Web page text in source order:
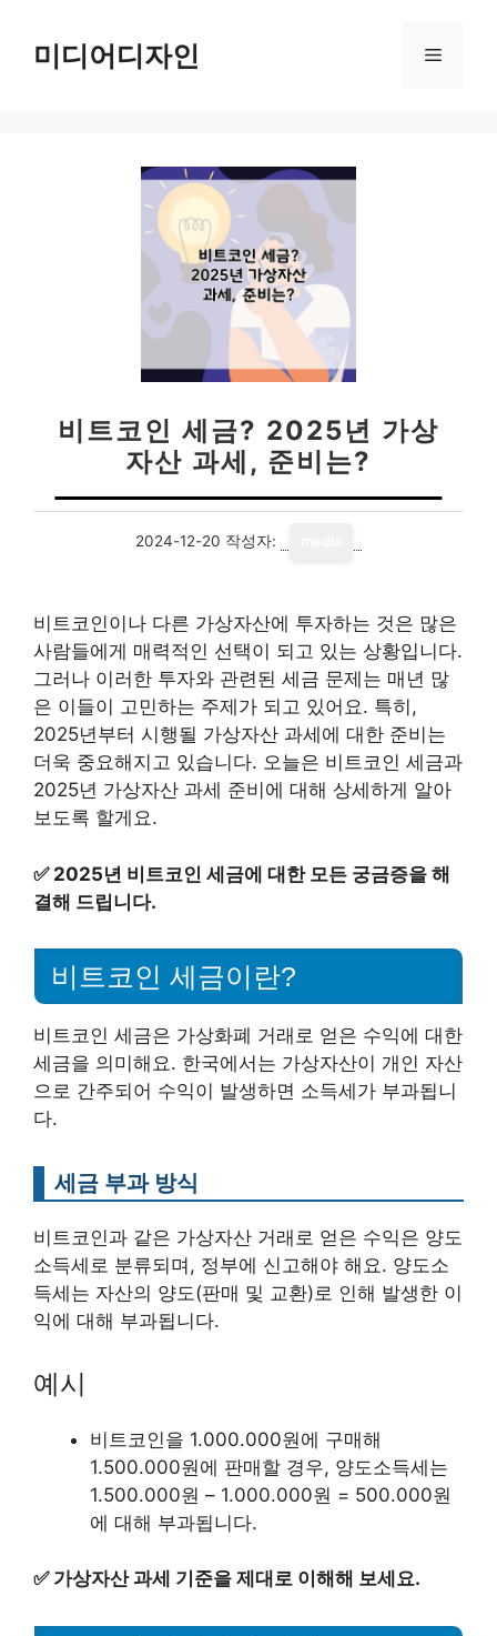
미디어디자인 메
비트코인 세금? 2025년 가상
자산 과세, 준비는?
2024-12-20 작성자:
비트코인이나 다른 가상자산에 투자하는 것은 많은
사람들에게 매력적인 선택이 되고 있는 상황입니다.
그러나 이러한 투자와 관련된 세금 문제는 매년 많
은 이들이 고민하는 주제가 되고 있어요. 특히,
2025년부터 시행될 가상자산 과세에 대한 준비는
더욱 중요해지고 있습니다. 오늘은 비트코인 세금과
2025년 가상자산 과세 준비에 대해 상세하게 알아
보도록 할게요.
✅ 2025년 비트코인 세금에 대한 모든 궁금증을 해
결해 드립니다.
비트코인 세금이란?
비트코인 세금은 가상화폐 거래로 얻은 수익에 대한
세금을 의미해요. 한국에서는 가상자산이 개인 자산
으로 간주되어 수익이 발생하면 소득세가 부과됩니
다.
세금 부과 방식
비트코인과 같은 가상자산 거래로 얻은 수익은 양도
소득세로 분류되며, 정부에 신고해야 해요. 양도소
득세는 자산의 양도(판매 및 교환)로 인해 발생한 이
익에 대해 부과됩니다.
예시
비트코인을 1.000.000원에 구매해
1.500.000원에 판매할 경우, 양도소득세는
1.500.000원 – 1.000.000원 = 500.000원
에 대해 부과됩니다.
✅ 가상자산 과세 기준을 제대로 이해해 보세요.